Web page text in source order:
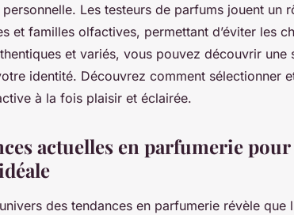
personnelle. Les testeurs de parfums jouent un
et familles olfactives, permettant d’éviter les
et variés, vous pouvez découvrir une
identité. Découvrez comment sélectionner
à la fois plaisir et éclairée.
actuelles en parfumerie
des tendances en parfumerie révèle que